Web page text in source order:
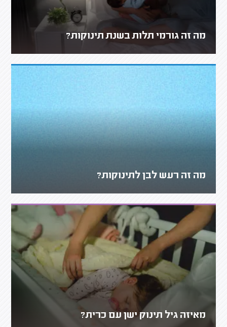
מה זה גורמי תלות בשנת תינוקות?
מה זה רעש לבן לתינוקות?
מאיזה גיל תינוק ישן עם כרית?